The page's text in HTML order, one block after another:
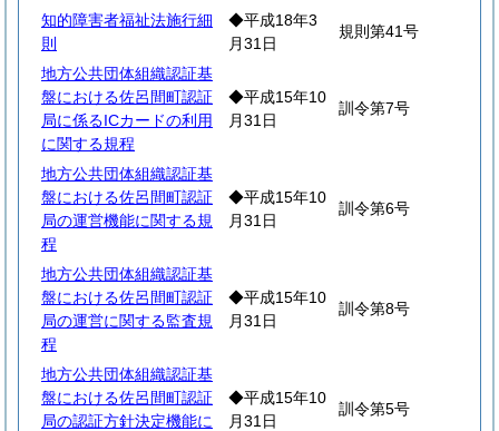
知的障害者福祉法施行細
則
◆平成18年3
月31日
規則第41号
地方公共団体組織認証基
盤における佐呂間町認証
局に係るICカードの利用
に関する規程
◆平成15年10
月31日
訓令第7号
地方公共団体組織認証基
盤における佐呂間町認証
局の運営機能に関する規
程
◆平成15年10
月31日
訓令第6号
地方公共団体組織認証基
盤における佐呂間町認証
局の運営に関する監査規
程
◆平成15年10
月31日
訓令第8号
地方公共団体組織認証基
盤における佐呂間町認証
局の認証方針決定機能に
◆平成15年10
月31日
訓令第5号